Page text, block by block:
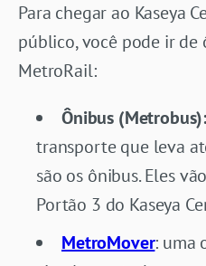
Para chegar ao Kaseya
público, você pode ir
MetroRail:
Ônibus (Metrobus):
transporte que leva
são os ônibus. Eles
Portão 3 do Kaseya
MetroMover: uma